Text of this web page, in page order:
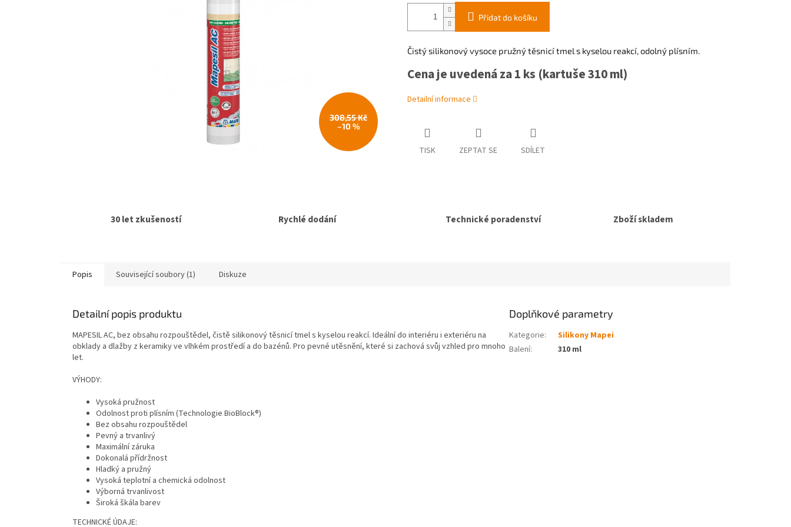
308,55 Kč
–10 %
Přidat do košíku
Čistý silikonový vysoce pružný těsnicí tmel s kyselou reakcí, odolný plísním.
Cena je uvedená za 1 ks (kartuše 310 ml)
Detailní informace
TISK ZEPTAT SE SDÍLET
30 let zkušeností Rychlé dodání Technické poradenství Zboží skladem
Popis Související soubory (1) Diskuze
Detailní popis produktu
MAPESIL AC, bez obsahu rozpouštědel, čistě silikonový těsnicí tmel s kyselou reakcí. Ideální do interiéru i exteriéru na
obklady a dlažby z keramiky ve vlhkém prostředí a do bazénů. Pro pevné utěsnění, které si zachová svůj vzhled pro mnoho
let.
VÝHODY:
Vysoká pružnost
Odolnost proti plísním (Technologie BioBlock®)
Bez obsahu rozpouštědel
Pevný a trvanlivý
Maximální záruka
Dokonalá přídržnost
Hladký a pružný
Vysoká teplotní a chemická odolnost
Výborná trvanlivost
Široká škála barev
TECHNICKÉ ÚDAJE:
Doplňkové parametry
Kategorie:
Silikony Mapei
Balení: 310 ml